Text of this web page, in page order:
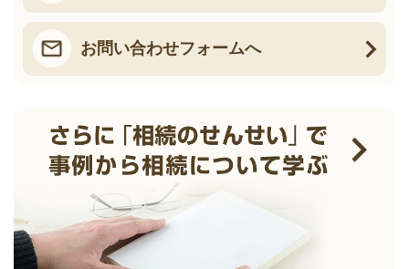
お問い合わせフォームへ